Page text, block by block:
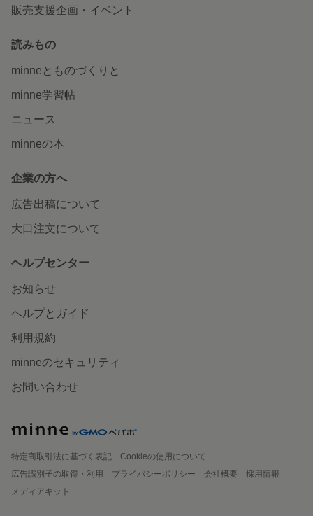
販売支援企画・イベント
読みもの
minneとものづくりと
minne学習帖
ニュース
minneの本
企業の方へ
広告出稿について
大口注文について
ヘルプセンター
お知らせ
ヘルプとガイド
利用規約
minneのセキュリティ
お問い合わせ
特定商取引法に基づく表記
Cookieの使用について
広告識別子の取得・利用
プライバシーポリシー 会社概要
採用情報
メディアキット